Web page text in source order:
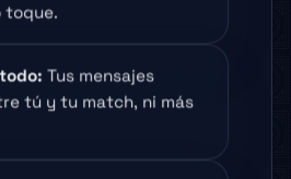
toque.
: Tus mensajes
tú y tu match, ni más